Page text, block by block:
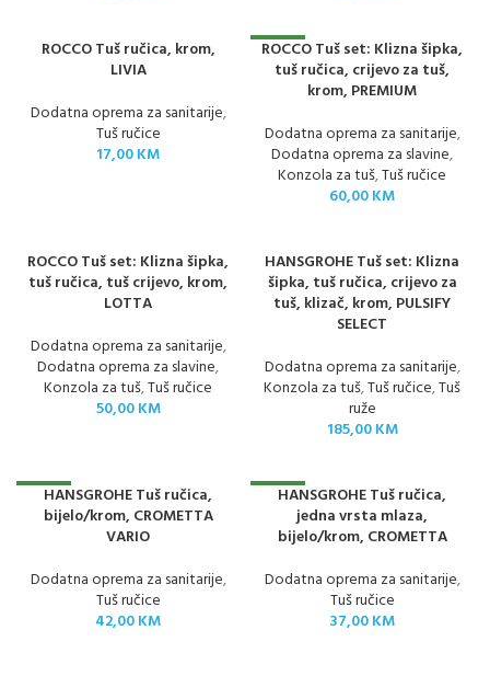
ROCCO Tuš ručica, krom,
LIVIA
Dodatna oprema za sanitarije,
Tuš ručice
17,00KM
NOVO
ROCCO Tuš set: Klizna šipka,
tuš ručica, crijevo za tuš,
krom, PREMIUM
Dodatna oprema za sanitarije,
Dodatna oprema za slavine,
Konzola za tuš,Tuš ručice
60,00KM
ROCCO Tuš set: Klizna šipka,
tuš ručica, tuš crijevo, krom,
LOTTA
Dodatna oprema za sanitarije,
Dodatna oprema za slavine,
Konzola za tuš,Tuš ručice
50,00KM
HANSGROHE Tuš set: Klizna
šipka, tuš ručica, crijevo za
tuš, klizač, krom, PULSIFY
SELECT
Dodatna oprema za sanitarije,
Konzola za tuš,Tuš ručice,Tuš
ruže
185,00KM
NOVO
HANSGROHE Tuš ručica,
bijelo/krom, CROMETTA
VARIO
Dodatna oprema za sanitarije,
Tuš ručice
42,00KM
NOVO
HANSGROHE Tuš ručica,
jedna vrsta mlaza,
bijelo/krom, CROMETTA
Dodatna oprema za sanitarije,
Tuš ručice
37,00KM